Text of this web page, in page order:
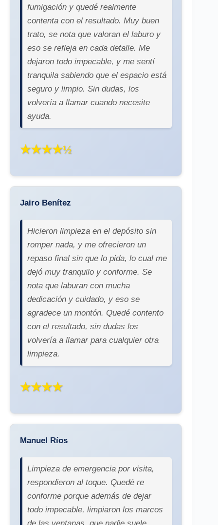
fumigación y quedé realmente
contenta con el resultado. Muy buen
trato, se nota que valoran el laburo y
eso se refleja en cada detalle. Me
dejaron todo impecable, y me sentí
tranquila sabiendo que el espacio está
seguro y limpio. Sin dudas, los
volvería a llamar cuando necesite
ayuda.
★★★★½
Jairo Benítez
Hicieron limpieza en el depósito sin
romper nada, y me ofrecieron un
repaso final sin que lo pida, lo cual me
dejó muy tranquilo y conforme. Se
nota que laburan con mucha
dedicación y cuidado, y eso se
agradece un montón. Quedé contento
con el resultado, sin dudas los
volvería a llamar para cualquier otra
limpieza.
★★★★
Manuel Ríos
Limpieza de emergencia por visita,
respondieron al toque. Quedé re
conforme porque además de dejar
todo impecable, limpiaron los marcos